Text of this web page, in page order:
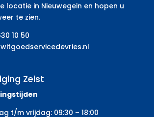
locatie in Nieuwegein en hopen u
te zien.
10 50
Zeist
t/m vrijdag: 09:30 – 18:00